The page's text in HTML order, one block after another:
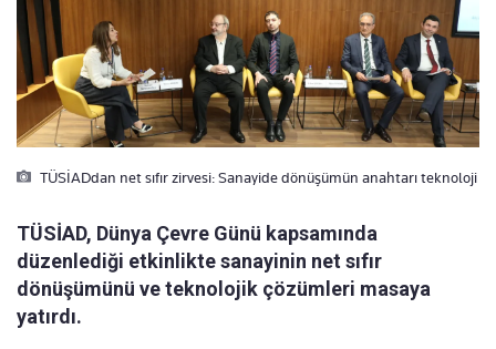
TÜSİADdan net sıfır zirvesi: Sanayide dönüşümün anahtarı teknoloji
TÜSİAD, Dünya Çevre Günü kapsamında
düzenlediği etkinlikte sanayinin net sıfır
dönüşümünü ve teknolojik çözümleri masaya
yatırdı.